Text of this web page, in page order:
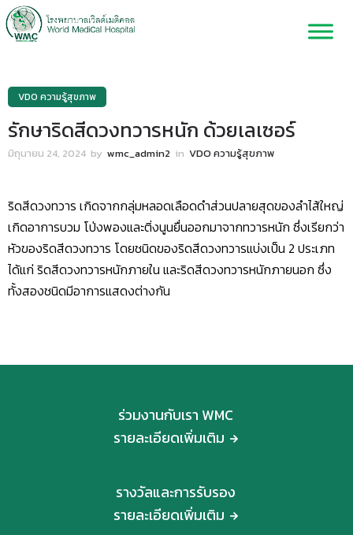
VDO ความรู้สุขภาพ
รักษาริดสีดวงทวารหนัก ด้วยเลเซอร์
มิถุนายน 24, 2024 by wmc_admin2 in VDO ความรู้สุขภาพ
ริดสีดวงทวาร เกิดจากกลุ่มหลอดเลือดดำส่วนปลายสุดของลำไส้ใหญ่
เกิดอาการบวม โป่งพองและติ่งนูนยื่นออกมาจากทวารหนัก ซึ่งเรียกว่า
หัวของริดสีดวงทวาร โดยชนิดของริดสีดวงทวารแบ่งเป็น 2 ประเภท
ได้แก่ ริดสีดวงทวารหนักภายใน และริดสีดวงทวารหนักภายนอก ซึ่ง
ทั้งสองชนิดมีอาการแสดงต่างกัน
ร่วมงานกับเรา WMC
รายละเอียดเพิ่มเติม
รางวัลและการรับรอง
รายละเอียดเพิ่มเติม